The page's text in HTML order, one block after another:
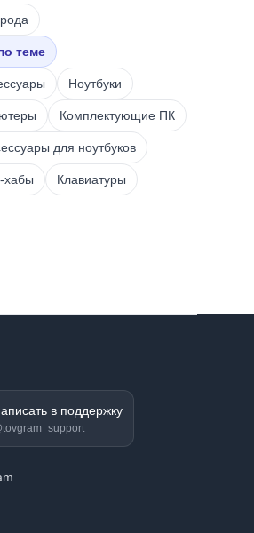
теме
Ноутбуки
Комплектующие ПК
для ноутбуков
хабы Клавиатуры
в поддержку